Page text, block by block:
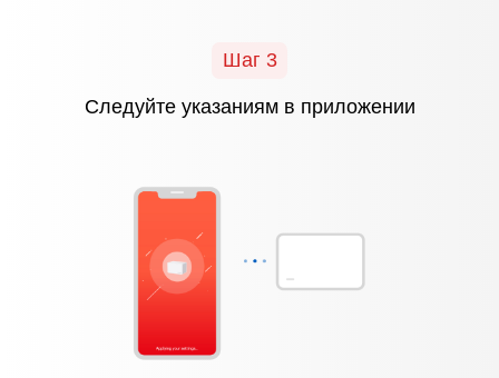
Шаг 3
Следуйте указаниям в приложении